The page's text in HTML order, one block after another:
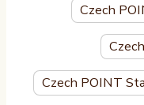
Czech
Czech POINT